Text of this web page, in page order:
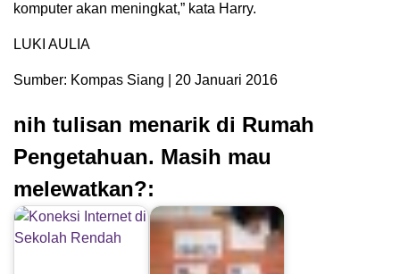
komputer akan meningkat,” kata Harry.
LUKI AULIA
Sumber: Kompas Siang | 20 Januari 2016
nih tulisan menarik di Rumah
Pengetahuan. Masih mau
melewatkan?: